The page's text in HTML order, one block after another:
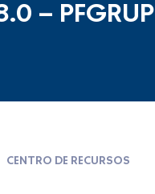
–
CENTRO DE RECURSOS